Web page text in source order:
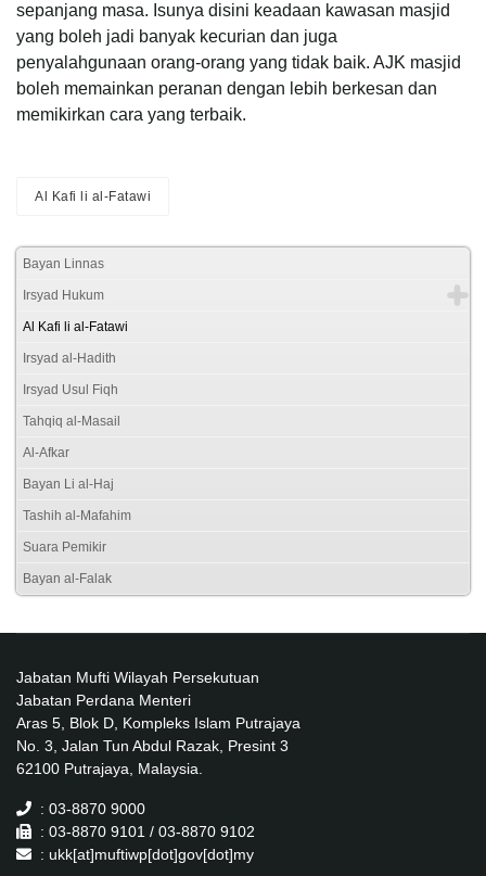
sepanjang masa. Isunya disini keadaan kawasan masjid
yang boleh jadi banyak kecurian dan juga
penyalahgunaan orang-orang yang tidak baik. AJK masjid
boleh memainkan peranan dengan lebih berkesan dan
memikirkan cara yang terbaik.
Al Kafi li al-Fatawi
Bayan Linnas
Irsyad Hukum
Al Kafi li al-Fatawi
Irsyad al-Hadith
Irsyad Usul Fiqh
Tahqiq al-Masail
Al-Afkar
Bayan Li al-Haj
Tashih al-Mafahim
Suara Pemikir
Bayan al-Falak
Jabatan Mufti Wilayah Persekutuan
Jabatan Perdana Menteri
Aras 5, Blok D, Kompleks Islam Putrajaya
No. 3, Jalan Tun Abdul Razak, Presint 3
62100 Putrajaya, Malaysia.
: 03-8870 9000
: 03-8870 9101 / 03-8870 9102
: ukk[at]muftiwp[dot]gov[dot]my